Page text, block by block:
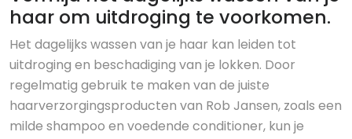
haar om uitdroging te voorkomen.
Het dagelijks wassen van je haar kan leiden tot
uitdroging en beschadiging van je lokken. Door
regelmatig gebruik te maken van de juiste
haarverzorgingsproducten van Rob Jansen, zoals een
milde shampoo en voedende conditioner, kun je